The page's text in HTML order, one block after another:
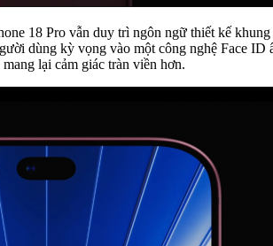
18 Pro vẫn duy trì ngôn ngữ thiết kế
dùng kỳ vọng vào một công nghệ Face
lại cảm giác tràn viền hơn.